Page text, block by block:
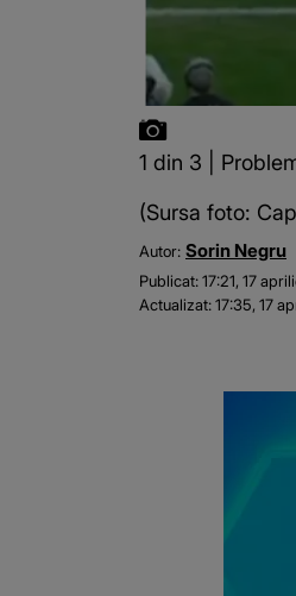
1 din 3 |
(Sursa foto:
Autor: Sorin Negru
Publicat:17:21, 17
Actualizat:17:35, 17